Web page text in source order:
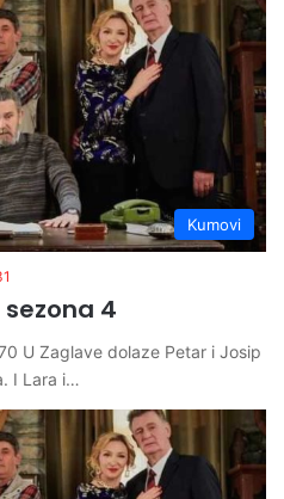
Kumovi
4
U Zaglave dolaze Petar i Josip
I Lara i…